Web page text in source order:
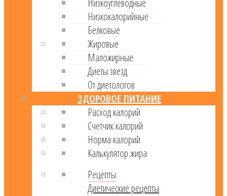
Низкоуглеводные
Низкокалорийные
Белковые
Жировые
Маложирные
Диеты звезд
От диетологов
ЗДОРОВОЕ ПИТАНИЕ
Расход калорий
Cчетчик калорий
Норма калорий
Калькулятор жира
Рецепты
Диетические рецепты